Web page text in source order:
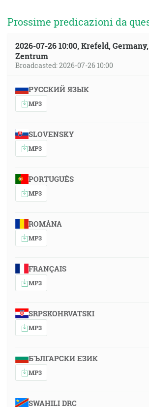
Prossime predicazioni da
2026-07-26 10:00, Krefeld,
Zentrum
Broadcasted: 2026-07-26 10:00
РУССКИЙ ЯЗЫК
MP3
SLOVENSKY
MP3
PORTUGUÊS
MP3
ROMÂNA
MP3
FRANÇAIS
MP3
SRPSKOHRVATSKI
MP3
БЪЛГАРСКИ ЕЗИК
MP3
SWAHILI DRC